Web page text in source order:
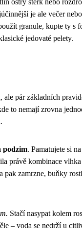
ostrý štěrk nebo
je ale večer
granule, kupte ty s
jedovaté pelety.
ale pár základních
to nemají zrovna
podzim. Pamatujete si
právě kombinace
zamrzne, buňky
Stačí nasypat kolem
– voda se nedrží u